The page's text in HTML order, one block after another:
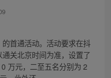
首通活动。活动要求在抖
关北京时间为准，设置了
万元，二至五名分别为 2